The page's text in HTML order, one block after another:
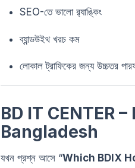
SEO-তে ভালো র‍্যাঙ্কিং
ব্যান্ডউইথ খরচ কম
লোকাল ট্রাফিকের জন্য উচ্চতর
BD IT CENTER
Bangladesh
যখন প্রশ্ন আসে “Which BDIX